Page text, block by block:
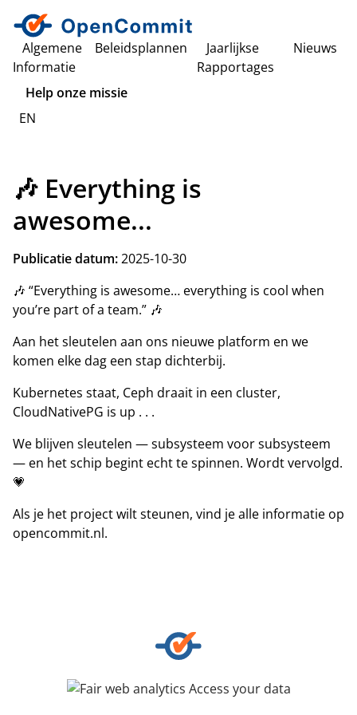
Algemene
Informatie
Beleidsplannen
Jaarlijkse
Rapportages
Nieuws
Help onze missie
EN
🎶 Everything is
awesome...
Publicatie datum:2025-10-30
🎶 “Everything is awesome… everything is cool when
you’re part of a team.” 🎶
Aan het sleutelen aan ons nieuwe platform en we
komen elke dag een stap dichterbij.
Kubernetes staat, Ceph draait in een cluster,
CloudNativePG is up . . .
We blijven sleutelen — subsysteem voor subsysteem
— en het schip begint echt te spinnen. Wordt vervolgd.
💗
Als je het project wilt steunen, vind je alle informatie op
opencommit.nl.